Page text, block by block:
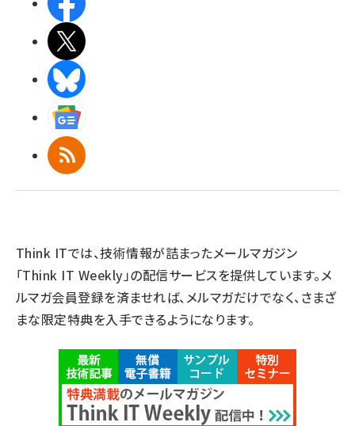
RSS
Think ITでは、技術情報が詰まったメールマガジン
「Think IT Weekly」の配信サービスを提供しています。メ
ルマガ会員登録を済ませれば、メルマガだけでなく、さまざ
まな限定特典を入手できるようになります。